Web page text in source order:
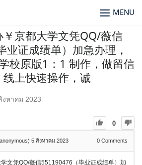
MENU
京都大学文凭QQ/薇信
证成绩单）加急办理，
校原版1：1 制作，做留信
上快速操作，诚
งหาคม 2023
0
5 สิงหาคม 2023 0 Comments
文凭QQ/薇信551190476（毕业证成绩单）加